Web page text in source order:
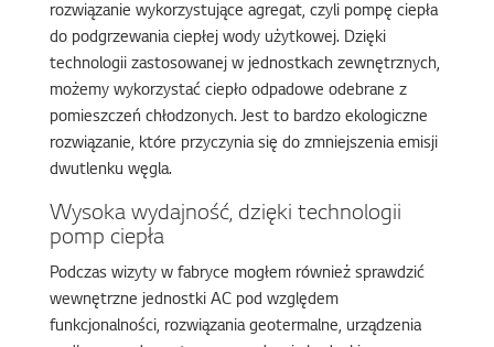
rozwiązanie wykorzystujące agregat, czyli pompę ciepła
do podgrzewania ciepłej wody użytkowej. Dzięki
technologii zastosowanej w jednostkach zewnętrznych,
możemy wykorzystać ciepło odpadowe odebrane z
pomieszczeń chłodzonych. Jest to bardzo ekologiczne
rozwiązanie, które przyczynia się do zmniejszenia emisji
dwutlenku węgla.
Wysoka wydajność, dzięki technologii
pomp ciepła
Podczas wizyty w fabryce mogłem również sprawdzić
wewnętrzne jednostki AC pod względem
funkcjonalności, rozwiązania geotermalne, urządzenia